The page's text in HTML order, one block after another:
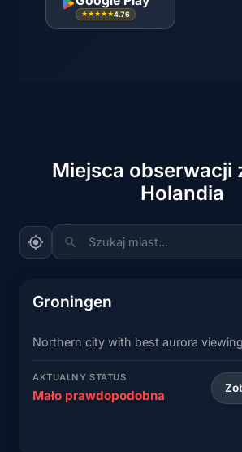
★★★★★4.76
Miejsca obserwacji
Holandia
Szukaj miast...
Groningen
Northern city with best aurora
AKTUALNY STATUS
Mało prawdopodobna